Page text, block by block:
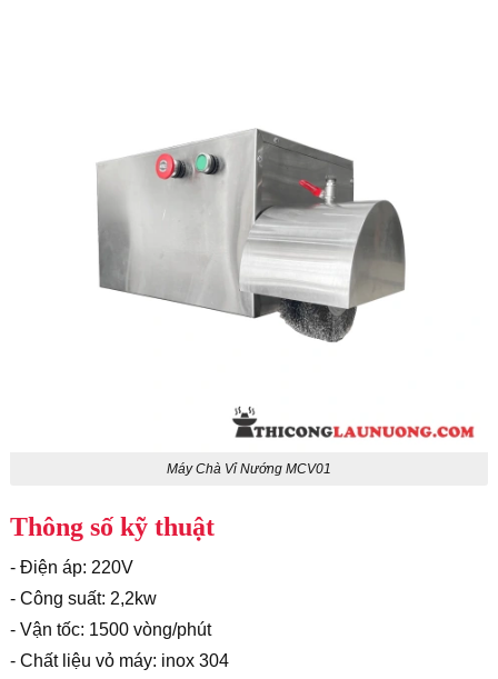
Máy Chà Vỉ Nướng MCV01
Thông số kỹ thuật
- Điện áp: 220V
- Công suất: 2,2kw
- Vận tốc: 1500 vòng/phút
- Chất liệu vỏ máy: inox 304